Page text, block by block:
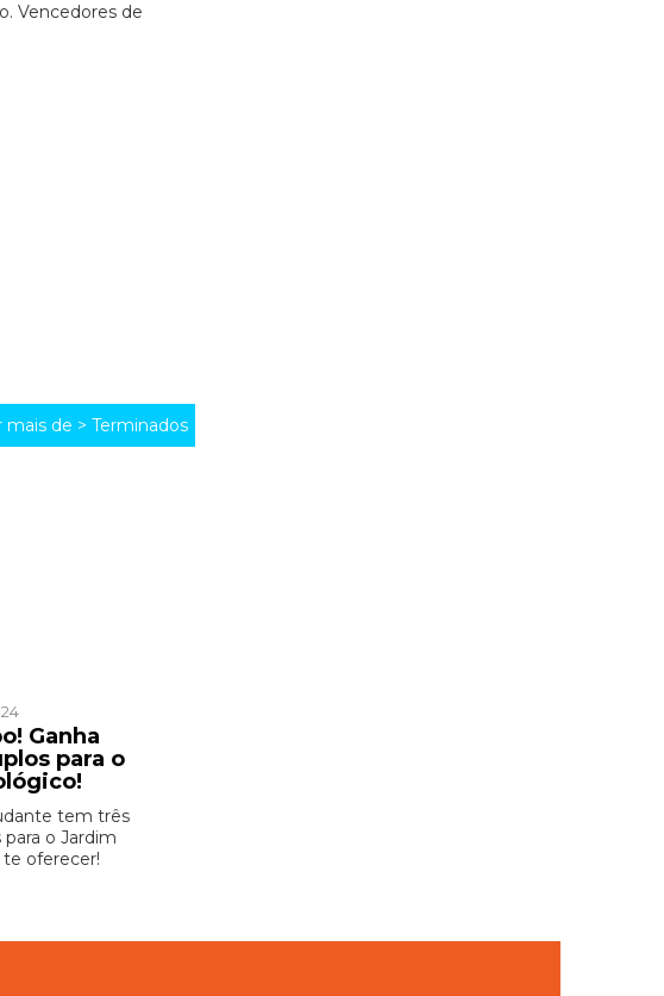
Vencedores de
mais de > Terminados
Ganha
para o
tem três
o Jardim
oferecer!